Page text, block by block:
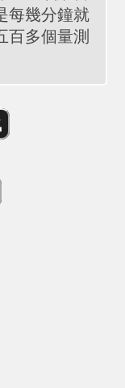
每幾分鐘就
百多個量測